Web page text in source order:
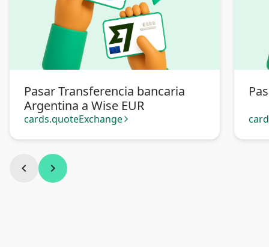
Pasar Transferencia bancaria
Argentina a Wise EUR
cards.quoteExchange arrow_forward_ios
chevron_left chevron_right